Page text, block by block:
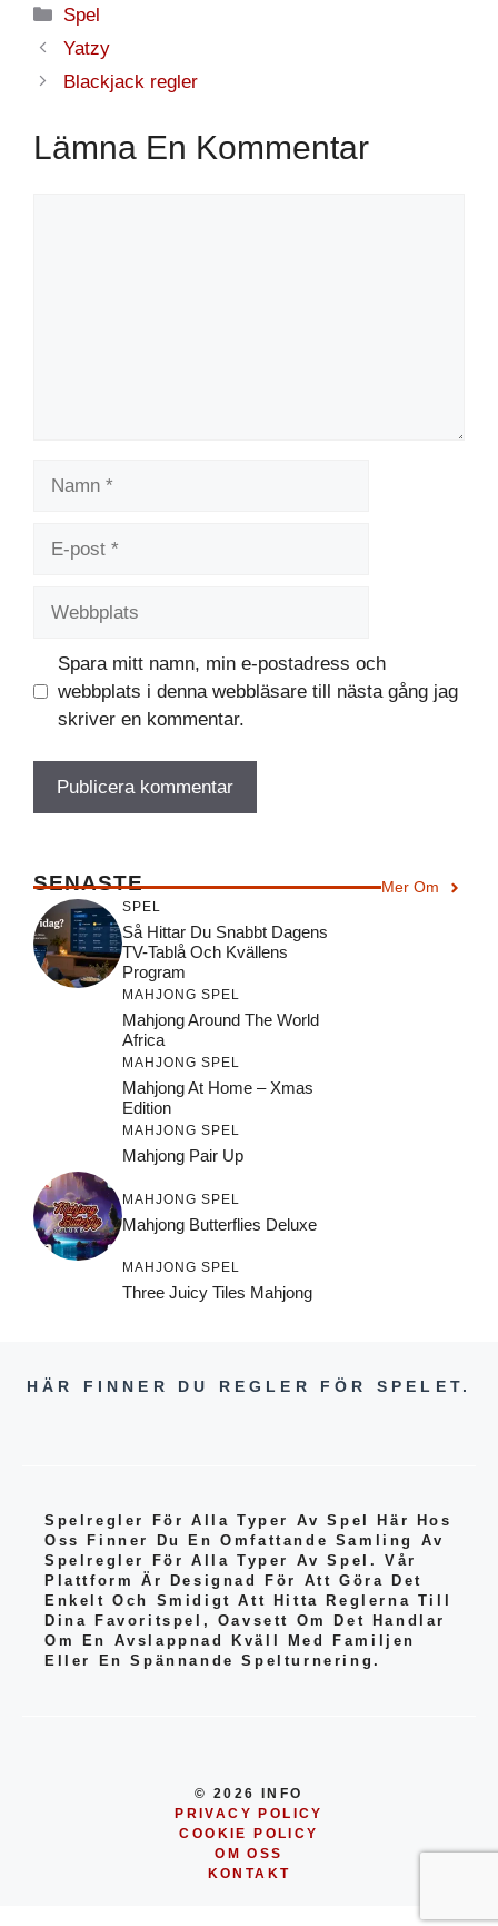
Kategorier
Spel
Yatzy
Blackjack regler
Lämna En Kommentar
Spara mitt namn, min e-postadress och
webbplats i denna webbläsare till nästa gång jag
skriver en kommentar.
SENASTE Mer Om
SPEL
Så Hittar Du Snabbt Dagens
TV-Tablå Och Kvällens
Program
MAHJONG SPEL
Mahjong Around The World
Africa
MAHJONG SPEL
Mahjong At Home – Xmas
Edition
MAHJONG SPEL
Mahjong Pair Up
MAHJONG SPEL
Mahjong Butterflies Deluxe
MAHJONG SPEL
Three Juicy Tiles Mahjong
HÄR FINNER DU REGLER FÖR SPELET.
Spelregler För Alla Typer Av Spel Här Hos
Oss Finner Du En Omfattande Samling Av
Spelregler För Alla Typer Av Spel. Vår
Plattform Är Designad För Att Göra Det
Enkelt Och Smidigt Att Hitta Reglerna Till
Dina Favoritspel, Oavsett Om Det Handlar
Om En Avslappnad Kväll Med Familjen
Eller En Spännande Spelturnering.
© 2026 INFO
PRIVACY POLICY
COOKIE POLICY
OM OSS
KONTAKT